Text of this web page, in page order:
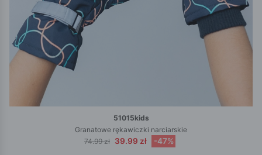
51015kids
Granatowe rękawiczki narciarskie
74.99 zł 39.99 zł -47%